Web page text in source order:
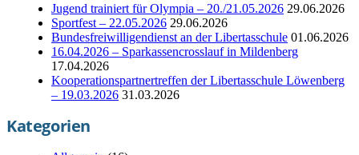
Jugend trainiert für Olympia – 20./21.05.2026 29.06.2026
Sportfest – 22.05.2026 29.06.2026
Bundesfreiwilligendienst an der Libertasschule 01.06.2026
16.04.2026 – Sparkassencrosslauf in Mildenberg
17.04.2026
Kooperationspartnertreffen der Libertasschule Löwenberg
– 19.03.2026 31.03.2026
Kategorien